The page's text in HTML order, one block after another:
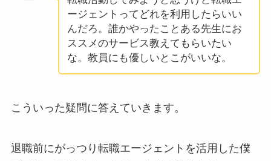
ージェントってどれを利用したらいい
んだろ。誰かやったことある先生にお
ススメのサービス教えてもらいたい
な。教員にも優しいとこがいいな。
こういった疑問に答えていきます。
退職前にがっつり転職エージェントを活用した僕